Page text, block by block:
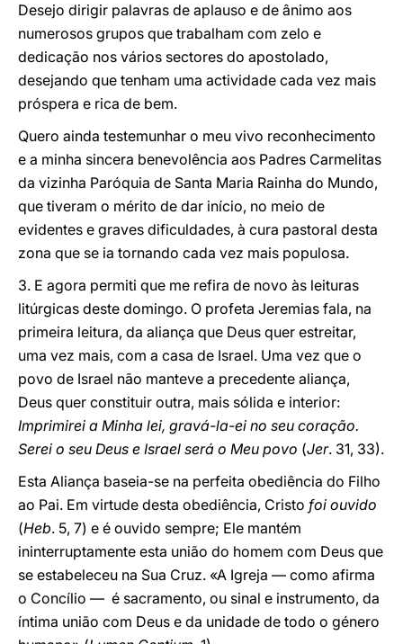
Desejo dirigir palavras de aplauso e de ânimo aos
numerosos grupos que trabalham com zelo e
dedicação nos vários sectores do apostolado,
desejando que tenham uma actividade cada vez mais
próspera e rica de bem.
Quero ainda testemunhar o meu vivo reconhecimento
e a minha sincera benevolência aos Padres Carmelitas
da vizinha Paróquia de Santa Maria Rainha do Mundo,
que tiveram o mérito de dar início, no meio de
evidentes e graves dificuldades, à cura pastoral desta
zona que se ia tornando cada vez mais populosa.
3. E agora permiti que me refira de novo às leituras
litúrgicas deste domingo. O profeta Jeremias fala, na
primeira leitura, da aliança que Deus quer estreitar,
uma vez mais, com a casa de Israel. Uma vez que o
povo de Israel não manteve a precedente aliança,
Deus quer constituir outra, mais sólida e interior:
Imprimirei a Minha lei, gravá-la-ei no seu coração.
Serei o seu Deus e Israel será o Meu povo (Jer. 31, 33).
Esta Aliança baseia-se na perfeita obediência do Filho
ao Pai. Em virtude desta obediência, Cristo foi ouvido
(Heb. 5, 7) e é ouvido sempre; Ele mantém
ininterruptamente esta união do homem com Deus que
se estabeleceu na Sua Cruz. «A Igreja — como afirma
o Concílio — é sacramento, ou sinal e instrumento, da
íntima união com Deus e da unidade de todo o género